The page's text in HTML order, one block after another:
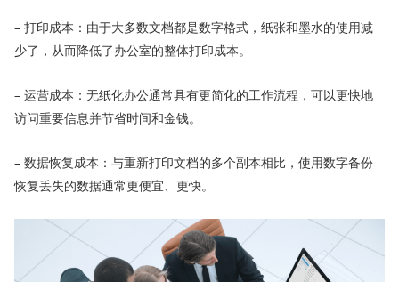
– 打印成本：由于大多数文档都是数字格式，纸张和墨水的使用减
少了，从而降低了办公室的整体打印成本。
– 运营成本：无纸化办公通常具有更简化的工作流程，可以更快地
访问重要信息并节省时间和金钱。
– 数据恢复成本：与重新打印文档的多个副本相比，使用数字备份
恢复丢失的数据通常更便宜、更快。